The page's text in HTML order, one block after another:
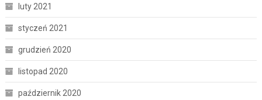
luty 2021
styczeń 2021
grudzień 2020
listopad 2020
październik 2020